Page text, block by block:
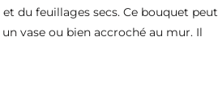
du feuillages secs. Ce bouquet peut
vase ou bien accroché au mur. Il